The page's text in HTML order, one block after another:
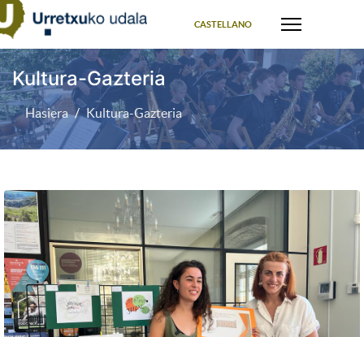
CASTELLANO
Kultura-Gazteria
Hasiera Kultura-Gazteria